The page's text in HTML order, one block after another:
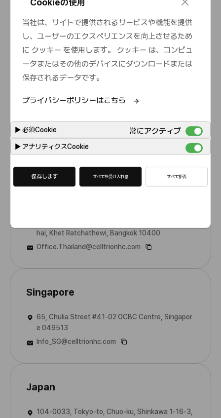
Kerinchi, 59200 Kuala Lumpur
Info_MY@celltrionhc.com
Hong Kong
Suite 3305, 33rd Floor, Tower 5, The Gateway, H
on
Info_HK@celltrionhc.com
Thailand
hai, Khet Ratchathewi, Bangkok 10400
Office.Thailand@celltrionhc.com
Singapore
65, Chulia Street #41-02 OCBC Centre, Singapor
e 049513
Info_SG@celltrionhc.com
Japan
104-0033, Tokyo-to, Chuo-ku, Shinkawa 1-16-3,
当社は、サイトで提供されるサービスや機能を提供
し、ユーザーのエクスペリエンスを向上させるため
に クッキー を使用します。 クッキー は、コンピュ
ータまたはその他のデバイスにダウンロードまたは
保存されるデータです。
プライバシーポリシーはこちら
▶必須Cookie 常にアクティブ
▶ アナリティクスCookie
保存します すべてを受け入れる すべて拒否
o
s
e